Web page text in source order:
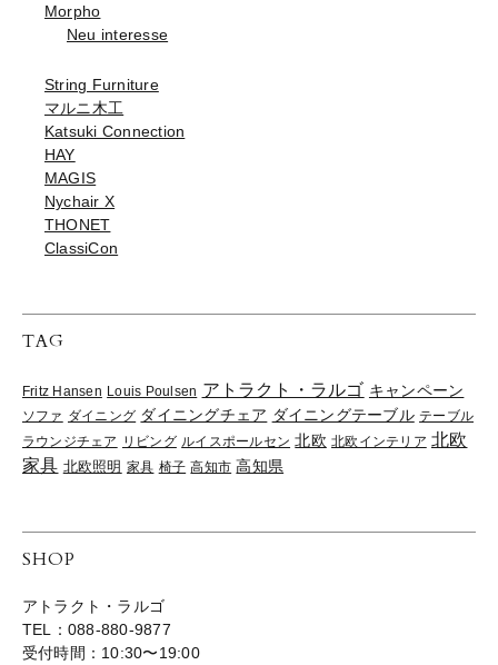
Morpho
Neu interesse
String Furniture
マルニ木工
Katsuki Connection
HAY
MAGIS
Nychair X
THONET
ClassiCon
TAG
Fritz Hansen Louis Poulsen アトラクト・ラルゴ キャンペーン
ソファ ダイニング ダイニングチェア ダイニングテーブル テーブル
ラウンジチェア リビング ルイスポールセン 北欧 北欧インテリア 北欧
家具 北欧照明 家具 椅子 高知市 高知県
SHOP
アトラクト・ラルゴ
TEL：088-880-9877
受付時間：10:30〜19:00